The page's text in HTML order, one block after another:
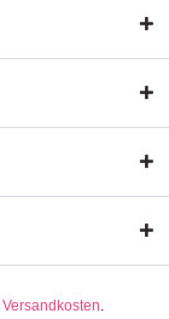
Versandkosten.